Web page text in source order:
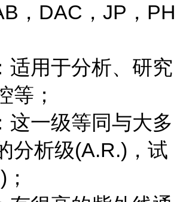
，DAC，JP，PH
适用于分析、研究
等；
这一级等同与大多
分析级(A.R.)，试